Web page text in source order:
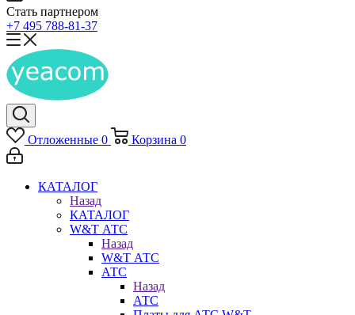
Стать партнером
+7 495 788-81-37
Отложенные 0 Корзина 0
КАТАЛОГ
Назад
КАТАЛОГ
W&T АТС
Назад
W&T АТС
АТС
Назад
АТС